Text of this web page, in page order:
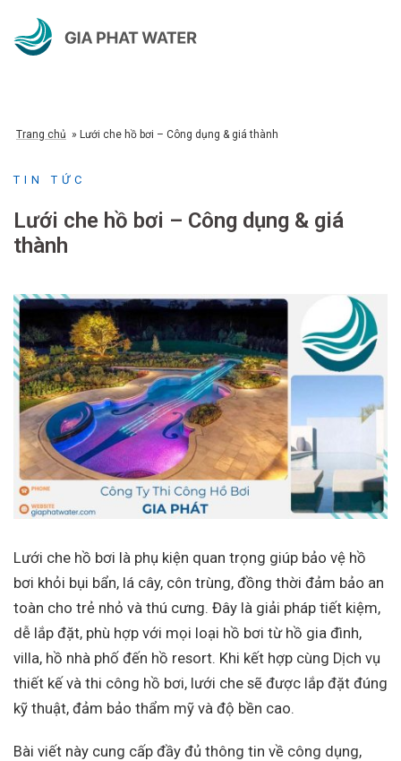
Trang chủ » Lưới che hồ bơi – Công dụng & giá thành
TIN TỨC
Lưới che hồ bơi – Công dụng & giá
thành
Lưới che hồ bơi là phụ kiện quan trọng giúp bảo vệ hồ
bơi khỏi bụi bẩn, lá cây, côn trùng, đồng thời đảm bảo an
toàn cho trẻ nhỏ và thú cưng. Đây là giải pháp tiết kiệm,
dễ lắp đặt, phù hợp với mọi loại hồ bơi từ hồ gia đình,
villa, hồ nhà phố đến hồ resort. Khi kết hợp cùng Dịch vụ
thiết kế và thi công hồ bơi, lưới che sẽ được lắp đặt đúng
kỹ thuật, đảm bảo thẩm mỹ và độ bền cao.
Bài viết này cung cấp đầy đủ thông tin về công dụng,